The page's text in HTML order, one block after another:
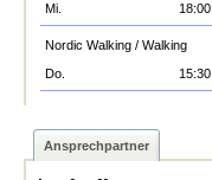
Mi.
18:00
Nordic Walking / Walking
Do.
15:30
Ansprechpartner